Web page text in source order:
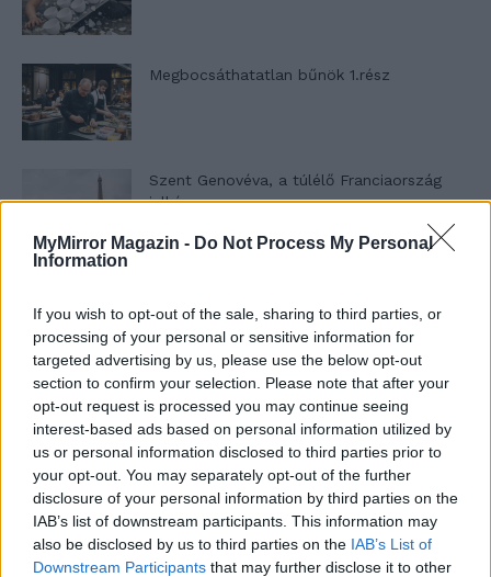
MyMirror Magazin - Do Not Process My Personal
Information
If you wish to opt-out of the sale, sharing to third parties, or
processing of your personal or sensitive information for
targeted advertising by us, please use the below opt-out
section to confirm your selection. Please note that after your
opt-out request is processed you may continue seeing
interest-based ads based on personal information utilized by
us or personal information disclosed to third parties prior to
your opt-out. You may separately opt-out of the further
disclosure of your personal information by third parties on the
IAB’s list of downstream participants. This information may
also be disclosed by us to third parties on the IAB’s List of
Downstream Participants that may further disclose it to other
Megbocsáthatatlan bűnök 1.rész
Szent Genovéva, a túlélő Franciaország
jelképe
Minka 11. rész
T. szereti a fiatal lányokat 14. rész